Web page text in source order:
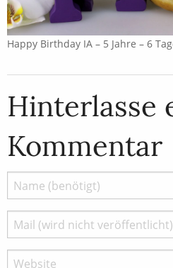
Happy Birthday IA – 5 Jahre – 6
Hinterlasse
Kommentar